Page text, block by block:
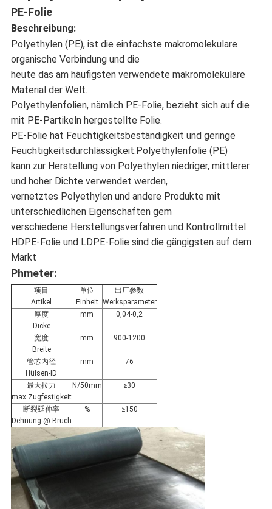
PE-Folie
Beschreibung:
Polyethylen (PE), ist die einfachste makromolekulare
organische Verbindung und die
heute das am häufigsten verwendete makromolekulare
Material der Welt.
Polyethylenfolien, nämlich PE-Folie, bezieht sich auf die
mit PE-Partikeln hergestellte Folie.
PE-Folie hat Feuchtigkeitsbeständigkeit und geringe
Feuchtigkeitsdurchlässigkeit.Polyethylenfolie (PE)
kann zur Herstellung von Polyethylen niedriger, mittlerer
und hoher Dichte verwendet werden,
vernetztes Polyethylen und andere Produkte mit
unterschiedlichen Eigenschaften gem
verschiedene Herstellungsverfahren und Kontrollmittel
HDPE-Folie und LDPE-Folie sind die gängigsten auf dem
Markt
Phmeter:
项目
Artikel
单位
Einheit
出厂参数
Werksparameter
厚度
Dicke
mm 0,04-0,2
宽度
Breite
mm 900-1200
管芯内径
Hülsen-ID
mm 76
最大拉力
max.Zugfestigkeit
N/50mm ≥30
断裂延伸率
Dehnung @ Bruch
% ≥150